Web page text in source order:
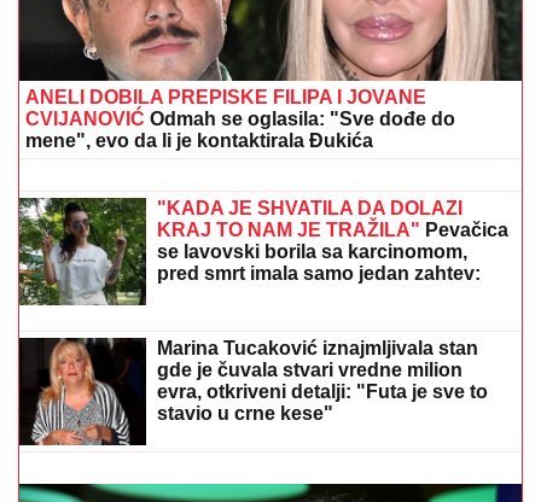
DOJURIO NA BICIKLI, PA PUCAO U KUĆU
SRPSKOG BIZNISMENA!
Grk (22) uhapšen zbog
napada u Nemačkoj: "Meci su probili prozor spavaće
sobe"
FILMSKA POTERA U NOVOM SADU!
"Pali" pljačkaši iz "audija": Ojadili
poznatu brzu hranu, a onda je usledila
"HITNO PODNOSIMO PRIJAVU ZA
KRIVIČNO DELO" Oglasio se advokat
Jelene Radanović nakon jezivih pretnji